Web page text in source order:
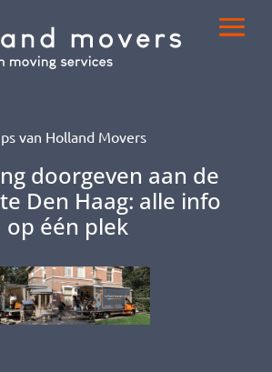
van Holland Movers
doorgeven aan de
Den Haag: alle info
op één plek